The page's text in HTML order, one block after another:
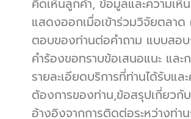
คิดเห็นลูกค้า, ข้อมูลและความเห็
แสดงออกเมื่อเข้าร่วมวิจัยตลาด
ตอบของท่านต่อคำถาม แบบสอ
คำร้องขอทราบข้อเสนอแนะ และ
รายละเอียดบริการที่ท่านได้รับแล
ต้องการของท่าน,ข้อสรุปเกี่ยวกั
อ้างอิงจากการติดต่อระหว่างท่า